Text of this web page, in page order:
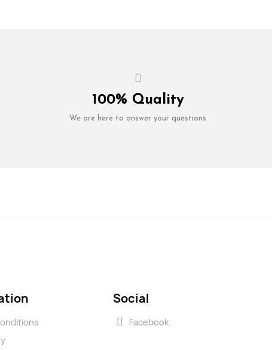
100% Quality
We are here to answer your questions
Social
Facebook